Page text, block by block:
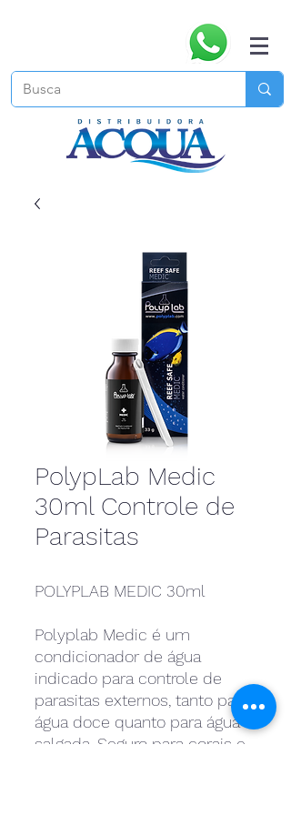
PolypLab Medic
30ml Controle de
Parasitas
POLYPLAB MEDIC 30ml
Polyplab Medic é um
condicionador de água
indicado para controle de
parasitas externos, tanto para
água doce quanto para água
salgada. Seguro para corais e